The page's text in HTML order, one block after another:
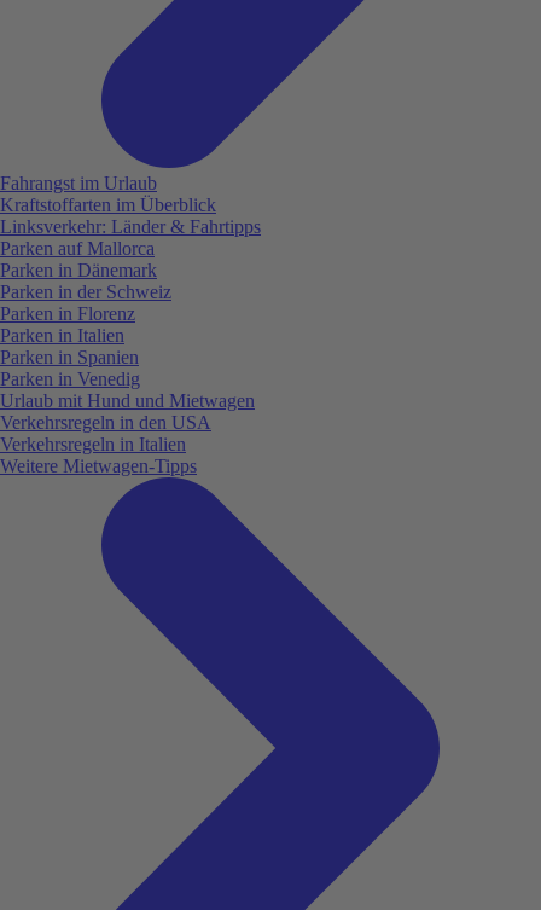
Fahrangst im Urlaub
Kraftstoffarten im Überblick
Linksverkehr: Länder & Fahrtipps
Parken auf Mallorca
Parken in Dänemark
Parken in der Schweiz
Parken in Florenz
Parken in Italien
Parken in Spanien
Parken in Venedig
Urlaub mit Hund und Mietwagen
Verkehrsregeln in den USA
Verkehrsregeln in Italien
Weitere Mietwagen-Tipps